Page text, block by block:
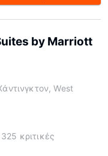
by Marriott
West
325 κριτικές